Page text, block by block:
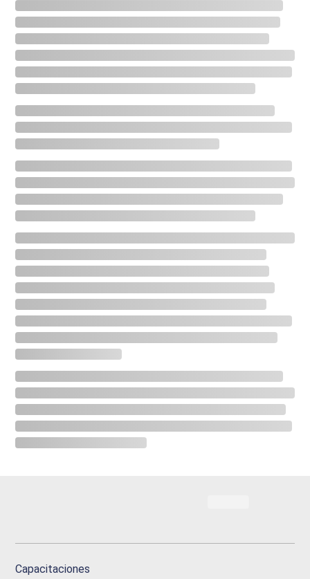
Capacitaciones